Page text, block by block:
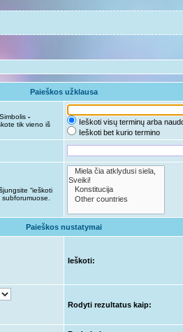
Paieškos užklausa
-
tik vieno iš
Ieškoti visų terminų arba
Ieškoti bet kurio termino
“ieškoti
Paieškos nustatymai
Ieškoti:
Rodyti rezultatus kaip: